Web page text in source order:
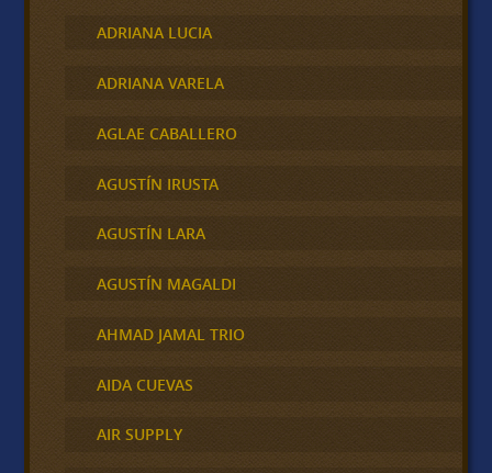
ADRIANA LUCIA
ADRIANA VARELA
AGLAE CABALLERO
AGUSTÍN IRUSTA
AGUSTÍN LARA
AGUSTÍN MAGALDI
AHMAD JAMAL TRIO
AIDA CUEVAS
AIR SUPPLY